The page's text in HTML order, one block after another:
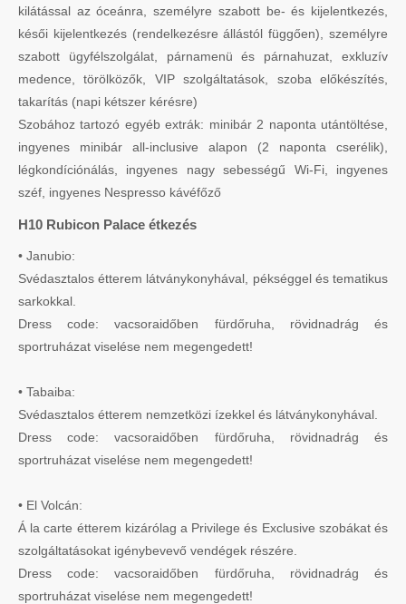
kilátással az óceánra, személyre szabott be- és kijelentkezés,
késői kijelentkezés (rendelkezésre állástól függően), személyre
szabott ügyfélszolgálat, párnamenü és párnahuzat, exkluzív
medence, törölközők, VIP szolgáltatások, szoba előkészítés,
takarítás (napi kétszer kérésre)
Szobához tartozó egyéb extrák: minibár 2 naponta utántöltése,
ingyenes minibár all-inclusive alapon (2 naponta cserélik),
légkondíciónálás, ingyenes nagy sebességű Wi-Fi, ingyenes
széf, ingyenes Nespresso kávéfőző
H10 Rubicon Palace étkezés
• Janubio:
Svédasztalos étterem látványkonyhával, pékséggel és tematikus
sarkokkal.
Dress code: vacsoraidőben fürdőruha, rövidnadrág és
sportruházat viselése nem megengedett!
• Tabaiba:
Svédasztalos étterem nemzetközi ízekkel és látványkonyhával.
Dress code: vacsoraidőben fürdőruha, rövidnadrág és
sportruházat viselése nem megengedett!
• El Volcán:
Á la carte étterem kizárólag a Privilege és Exclusive szobákat és
szolgáltatásokat igénybevevő vendégek részére.
Dress code: vacsoraidőben fürdőruha, rövidnadrág és
sportruházat viselése nem megengedett!